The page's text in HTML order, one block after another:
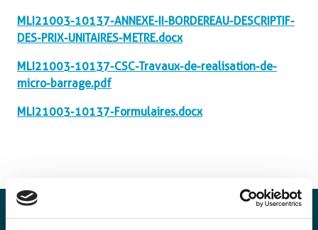
MLI21003-10137-ANNEXE-II-BORDEREAU-DESCRIPTIF-
DES-PRIX-UNITAIRES-METRE.docx
MLI21003-10137-CSC-Travaux-de-realisation-de-
micro-barrage.pdf
MLI21003-10137-Formulaires.docx